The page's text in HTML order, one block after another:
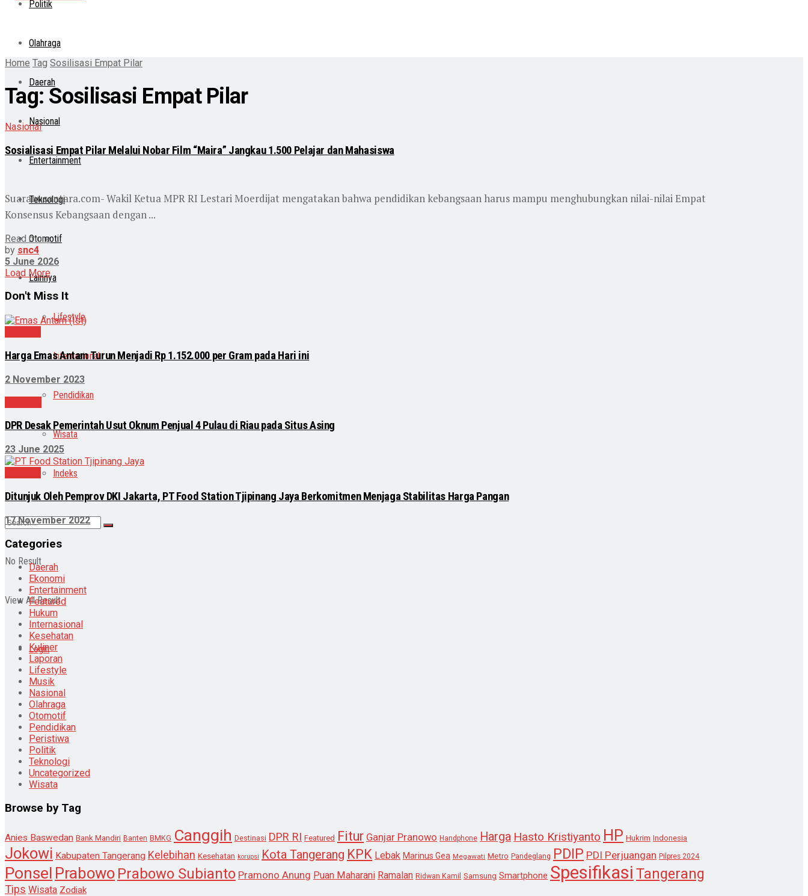
Politik
Olahraga
Daerah
Nasional
Entertainment
Teknologi
Otomotif
Lainnya
Lifestyle
Internasional
Pendidikan
Wisata
Indeks
No Result
View All Result
Login
Home Tag Sosilisasi Empat Pilar
Tag: Sosilisasi Empat Pilar
Nasional
Sosialisasi Empat Pilar Melalui Nobar Film “Maira” Jangkau 1.500 Pelajar dan Mahasiswa
Suaranusantara.com- Wakil Ketua MPR RI Lestari Moerdijat mengatakan bahwa pendidikan kebangsaan harus mampu menghubungkan nilai-nilai Empat
Konsensus Kebangsaan dengan ...
Read more
by snc4
5 June 2026
Load More
Don't Miss It
Harga Emas Antam Turun Menjadi Rp 1.152.000 per Gram pada Hari ini
2 November 2023
DPR Desak Pemerintah Usut Oknum Penjual 4 Pulau di Riau pada Situs Asing
23 June 2025
Ditunjuk Oleh Pemprov DKI Jakarta, PT Food Station Tjipinang Jaya Berkomitmen Menjaga Stabilitas Harga Pangan
17 November 2022
Categories
Daerah
Ekonomi
Entertainment
Featured
Hukum
Internasional
Kesehatan
Kuliner
Laporan
Lifestyle
Musik
Nasional
Olahraga
Otomotif
Pendidikan
Peristiwa
Politik
Teknologi
Uncategorized
Wisata
Browse by Tag
Anies Baswedan Bank Mandiri Banten BMKG Canggih Destinasi DPR RI Featured Fitur Ganjar Pranowo Handphone Harga Hasto Kristiyanto HP Hukrim Indonesia
Jokowi Kabupaten Tangerang Kelebihan Kesehatan korupsi Kota Tangerang KPK Lebak Marinus Gea Megawati Metro Pandeglang PDIP PDI Perjuangan Pilpres 2024
Ponsel Prabowo Prabowo Subianto Pramono Anung Puan Maharani Ramalan Ridwan Kamil Samsung Smartphone Spesifikasi Tangerang
Tips Wisata Zodiak